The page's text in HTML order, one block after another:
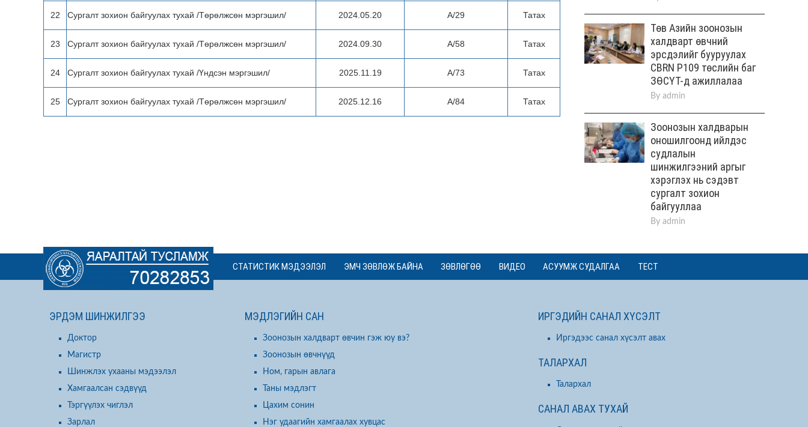
22 Сургалт зохион байгуулах тухай /Төрөлжсөн мэргэшил/ 2024.05.20 А/29 Татах
23 Сургалт зохион байгуулах тухай /Төрөлжсөн мэргэшил/ 2024.09.30 А/58 Татах
24 Сургалт зохион байгуулах тухай /Үндсэн мэргэшил/ 2025.11.19 А/73 Татах
25 Сургалт зохион байгуулах тухай /Төрөлжсөн мэргэшил/ 2025.12.16 А/84 Татах
Төв Aзийн зоонозын
халдварт өвчний
эрсдэлийг бууруулах
CBRN P109 төслийн баг
ЗӨСҮТ-д ажиллалаа
By admin
Зоонозын халдварын
оношилгоонд ийлдэс
судлалын
шинжилгээний аргыг
хэрэглэх нь сэдэвт
сургалт зохион
байгууллаа
By admin
СТАТИСТИК МЭДЭЭЛЭЛ ЭМЧ ЗӨВЛӨЖ БАЙНА ЗӨВЛӨГӨӨ ВИДЕО АСУУМЖ СУДАЛГАА ТЕСТ
ЭРДЭМ ШИНЖИЛГЭЭ
Доктор
Магистр
Шинжлэх ухааны мэдээлэл
Хамгаалсан сэдвүүд
Тэргүүлэх чиглэл
Зарлал
МЭДЛЭГИЙН САН
Зоонозын халдварт өвчин гэж юу вэ?
Зоонозын өвчнүүд
Ном, гарын авлага
Таны мэдлэгт
Цахим сонин
Нэг удаагийн хамгаалах хувцас
ИРГЭДИЙН САНАЛ ХҮСЭЛТ
Иргэдээс санал хүсэлт авах
ТАЛАРХАЛ
Талархал
САНАЛ АВАХ ТУХАЙ